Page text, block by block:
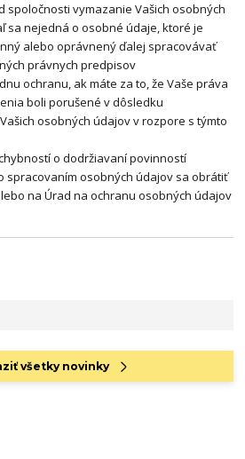
všetky novinky
spoločnosti vymazanie Vašich osobných
sa nejedná o osobné údaje, ktoré je
alebo oprávnený ďalej spracovávať
právnych predpisov
ochranu, ak máte za to, že Vaše práva
boli porušené v dôsledku
osobných údajov v rozpore s týmto
o dodržiavaní povinností
spracovaním osobných údajov sa obrátiť
na Úrad na ochranu osobných údajov